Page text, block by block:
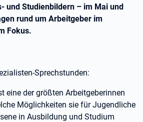
und Studienbildern – im Mai und
rund um Arbeitgeber im
Fokus.
Sprechstunden:
eine der größten Arbeitgeberinnen
Möglichkeiten sie für Jugendliche
in Ausbildung und Studium